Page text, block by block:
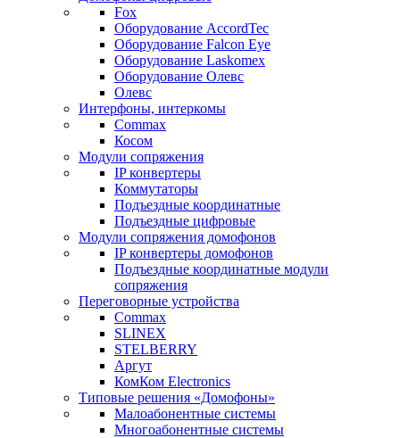
Fox
Оборудование AccordTec
Оборудование Falcon Eye
Оборудование Laskomex
Оборудование Олевс
Олевс
Интерфоны, интеркомы
Commax
Косом
Модули сопряжения
IP конвертеры
Коммутаторы
Подъездные координатные
Подъездные цифровые
Модули сопряжения домофонов
IP конвертеры домофонов
Подъездные координатные модули
сопряжения
Переговорные устройства
Commax
SLINEX
STELBERRY
Аргут
КомКом Electronics
Типовые решения «Домофоны»
Малоабонентные системы
Многоабонентные системы